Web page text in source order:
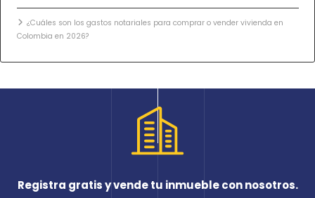
¿Cuáles son los gastos notariales para comprar o vender vivienda en
Colombia en 2026?
Registra gratis y vende tu inmueble con nosotros.